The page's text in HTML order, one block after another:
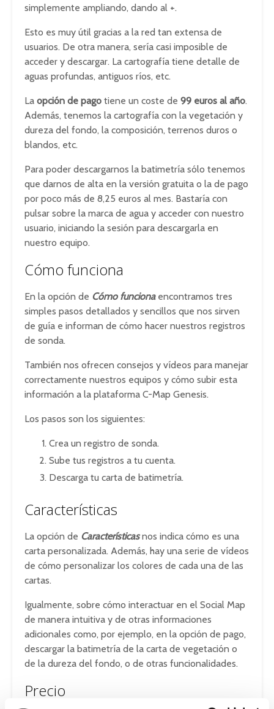
simplemente ampliando, dando al +.
Esto es muy útil gracias a la red tan extensa de
usuarios. De otra manera, sería casi imposible de
acceder y descargar. La cartografía tiene detalle de
aguas profundas, antiguos ríos, etc.
La opción de pago tiene un coste de 99 euros al año.
Además, tenemos la cartografía con la vegetación y
dureza del fondo, la composición, terrenos duros o
blandos, etc.
Para poder descargarnos la batimetría sólo tenemos
que darnos de alta en la versión gratuita o la de pago
por poco más de 8,25 euros al mes. Bastaría con
pulsar sobre la marca de agua y acceder con nuestro
usuario, iniciando la sesión para descargarla en
nuestro equipo.
Cómo funciona
En la opción de Cómo funcionaencontramos tres
simples pasos detallados y sencillos que nos sirven
de guía e informan de cómo hacer nuestros registros
de sonda.
También nos ofrecen consejos y vídeos para manejar
correctamente nuestros equipos y cómo subir esta
información a la plataforma C-Map Genesis.
Los pasos son los siguientes:
Crea un registro de sonda.
Sube tus registros a tu cuenta.
Descarga tu carta de batimetría.
Características
La opción de Característicasnos indica cómo es una
carta personalizada. Además, hay una serie de vídeos
de cómo personalizar los colores de cada una de las
cartas.
Igualmente, sobre cómo interactuar en el Social Map
de manera intuitiva y de otras informaciones
adicionales como, por ejemplo, en la opción de pago,
descargar la batimetría de la carta de vegetación o
de la dureza del fondo, o de otras funcionalidades.
Precio